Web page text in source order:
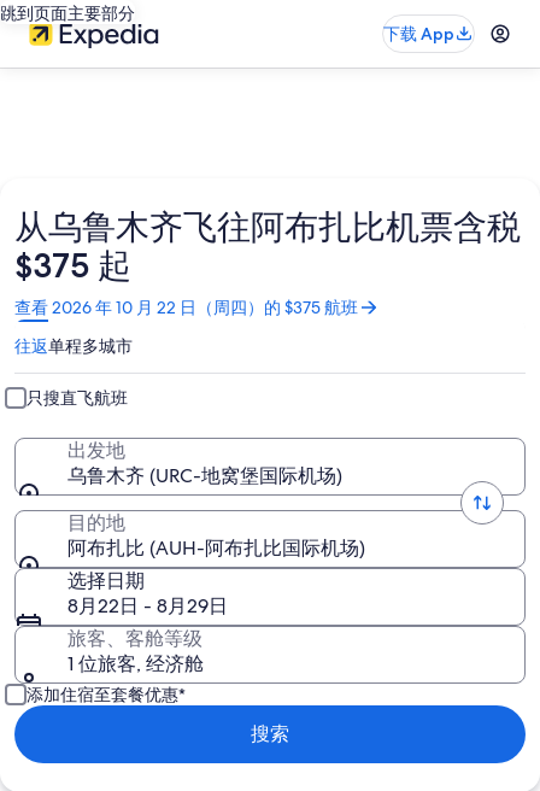
跳到页面主要部分
下载 App
从乌鲁木齐飞往阿布扎比机票含税
$375 起
查看 2026 年 10 月 22 日（周四）的 $375 航班
在
新
窗
口
中
打
开
往返单程多城市
只搜直飞航班
出发地
乌鲁木齐 (URC-地窝堡国际机场)
目的地
阿布扎比 (AUH-阿布扎比国际机场)
选择日期
8月22日 - 8月29日
旅客、客舱等级
1 位旅客, 经济舱
添加住宿至套餐优惠*
搜索